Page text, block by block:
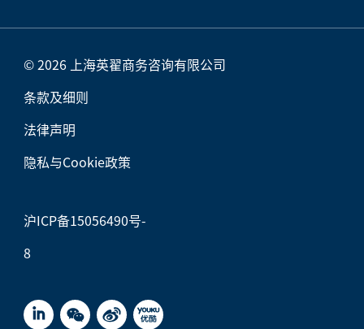
© 2026 上海英翟商务咨询有限公司
条款及细则
法律声明
隐私与Cookie政策
沪ICP备15056490号-
8